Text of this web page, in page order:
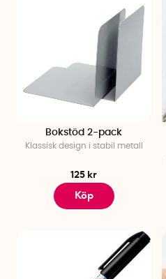
Bokstöd 2-pack
Klassisk design i stabil metall
125 kr
Köp